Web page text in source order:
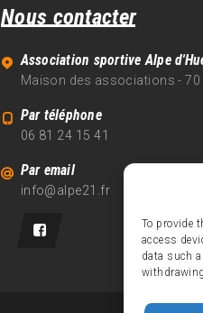
To provide
access
data such
Nous contacter
Association sportive Alpe
Maison des associations - 70
Par téléphone
06 81 24 15 41
Par email
info@alpe21.fr